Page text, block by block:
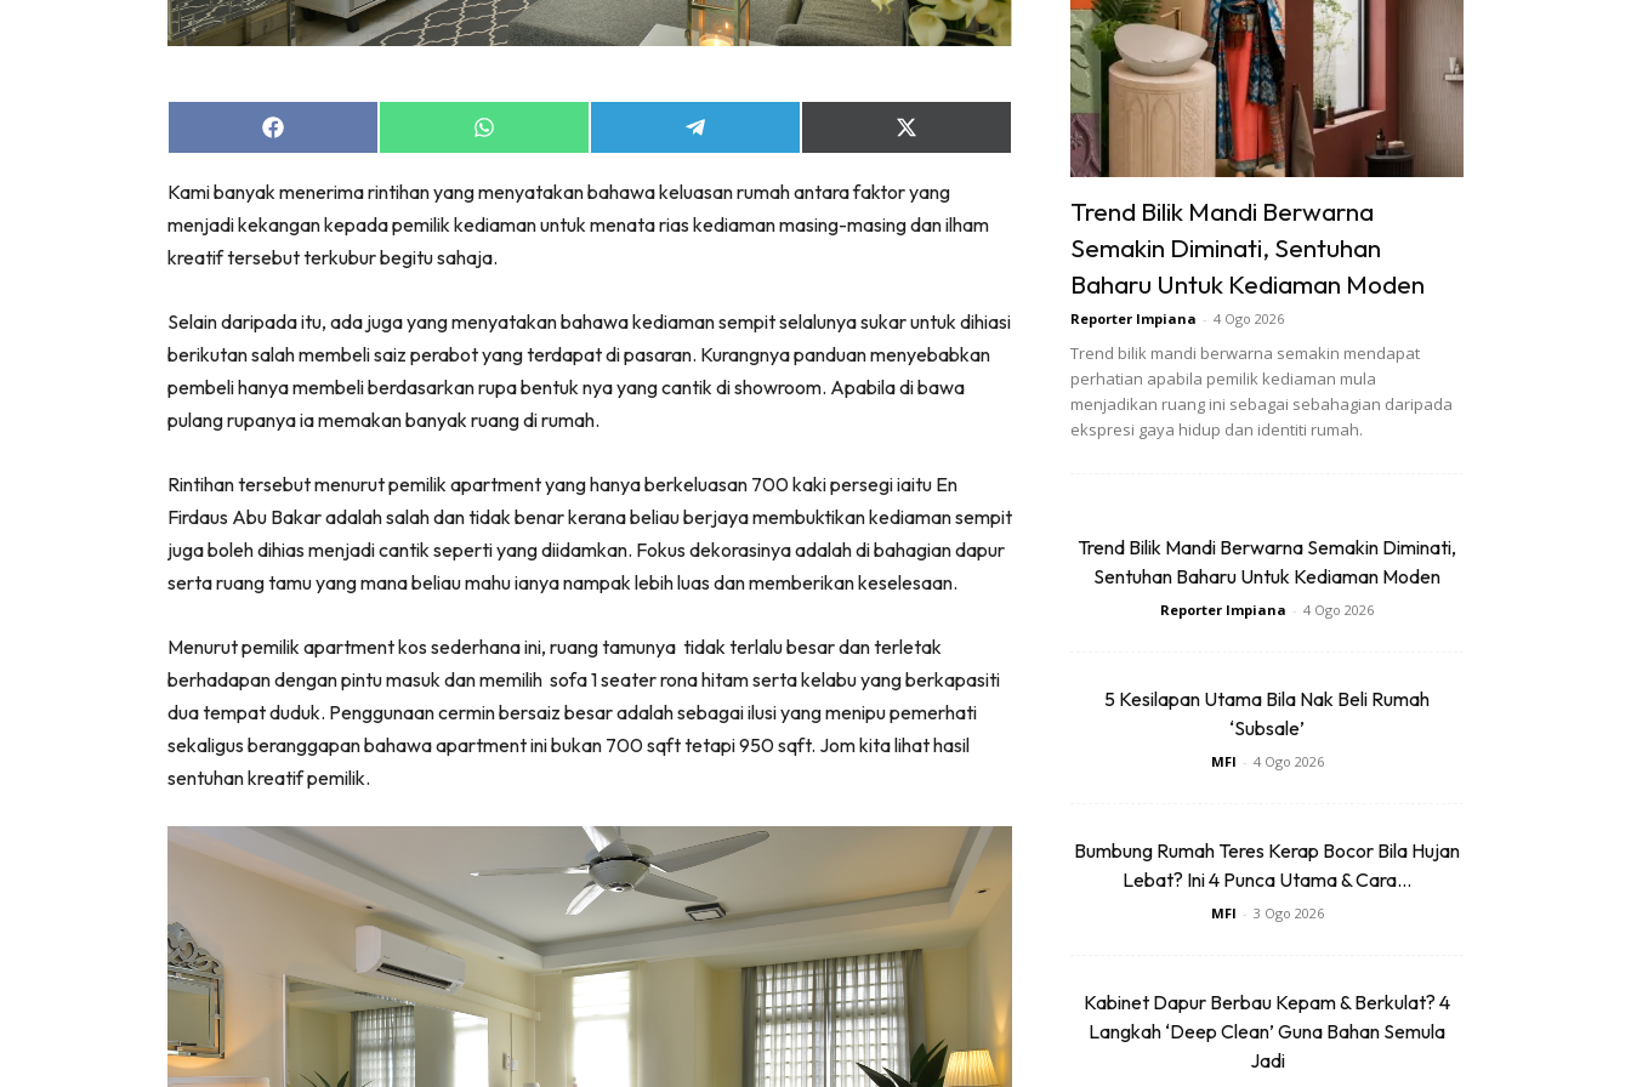
Bilik Tidur
Dapur
Make Over
Bilik Air
Bilik Tidur
Dapur
Menarik Lagi
Casa Impiana
Impiana Makeover
Makeover Ruang Selebriti
Landed
Video
Beli Di Mana
Buat Sendiri
Ilham Impiana Inspirasi Selebriti
Impiana TV
Casa Impiana
Impiana MakeOver
Lahar Dekor
Sembang Dekor
Share
on
Share
on
Share
on
Share
on
(Twitter)
Kami banyak menerima rintihan yang menyatakan bahawa keluasan rumah antara faktor yang
menjadi kekangan kepada pemilik kediaman untuk menata rias kediaman masing-masing dan ilham
kreatif tersebut terkubur begitu sahaja.
Selain daripada itu, ada juga yang menyatakan bahawa kediaman sempit selalunya sukar untuk dihiasi
berikutan salah membeli saiz perabot yang terdapat di pasaran. Kurangnya panduan menyebabkan
pembeli hanya membeli berdasarkan rupa bentuk nya yang cantik di showroom. Apabila di bawa
pulang rupanya ia memakan banyak ruang di rumah.
Rintihan tersebut menurut pemilik apartment yang hanya berkeluasan 700 kaki persegi iaitu En
Firdaus Abu Bakar adalah salah dan tidak benar kerana beliau berjaya membuktikan kediaman sempit
juga boleh dihias menjadi cantik seperti yang diidamkan. Fokus dekorasinya adalah di bahagian dapur
serta ruang tamu yang mana beliau mahu ianya nampak lebih luas dan memberikan keselesaan.
Menurut pemilik apartment kos sederhana ini, ruang tamunya tidak terlalu besar dan terletak
berhadapan dengan pintu masuk dan memilih sofa 1 seater rona hitam serta kelabu yang berkapasiti
dua tempat duduk. Penggunaan cermin bersaiz besar adalah sebagai ilusi yang menipu pemerhati
sekaligus beranggapan bahawa apartment ini bukan 700 sqft tetapi 950 sqft. Jom kita lihat hasil
sentuhan kreatif pemilik.
Trend Bilik Mandi Berwarna
Semakin Diminati, Sentuhan
Baharu Untuk Kediaman Moden
Reporter Impiana - 4 Ogo 2026
Trend bilik mandi berwarna semakin mendapat
perhatian apabila pemilik kediaman mula
menjadikan ruang ini sebagai sebahagian daripada
ekspresi gaya hidup dan identiti rumah.
Trend Bilik Mandi Berwarna Semakin Diminati,
Sentuhan Baharu Untuk Kediaman Moden
Reporter Impiana - 4 Ogo 2026
5 Kesilapan Utama Bila Nak Beli Rumah
‘Subsale’
MFI - 4 Ogo 2026
Bumbung Rumah Teres Kerap Bocor Bila Hujan
Lebat? Ini 4 Punca Utama & Cara...
MFI - 3 Ogo 2026
Kabinet Dapur Berbau Kepam & Berkulat? 4
Langkah ‘Deep Clean’ Guna Bahan Semula
Jadi